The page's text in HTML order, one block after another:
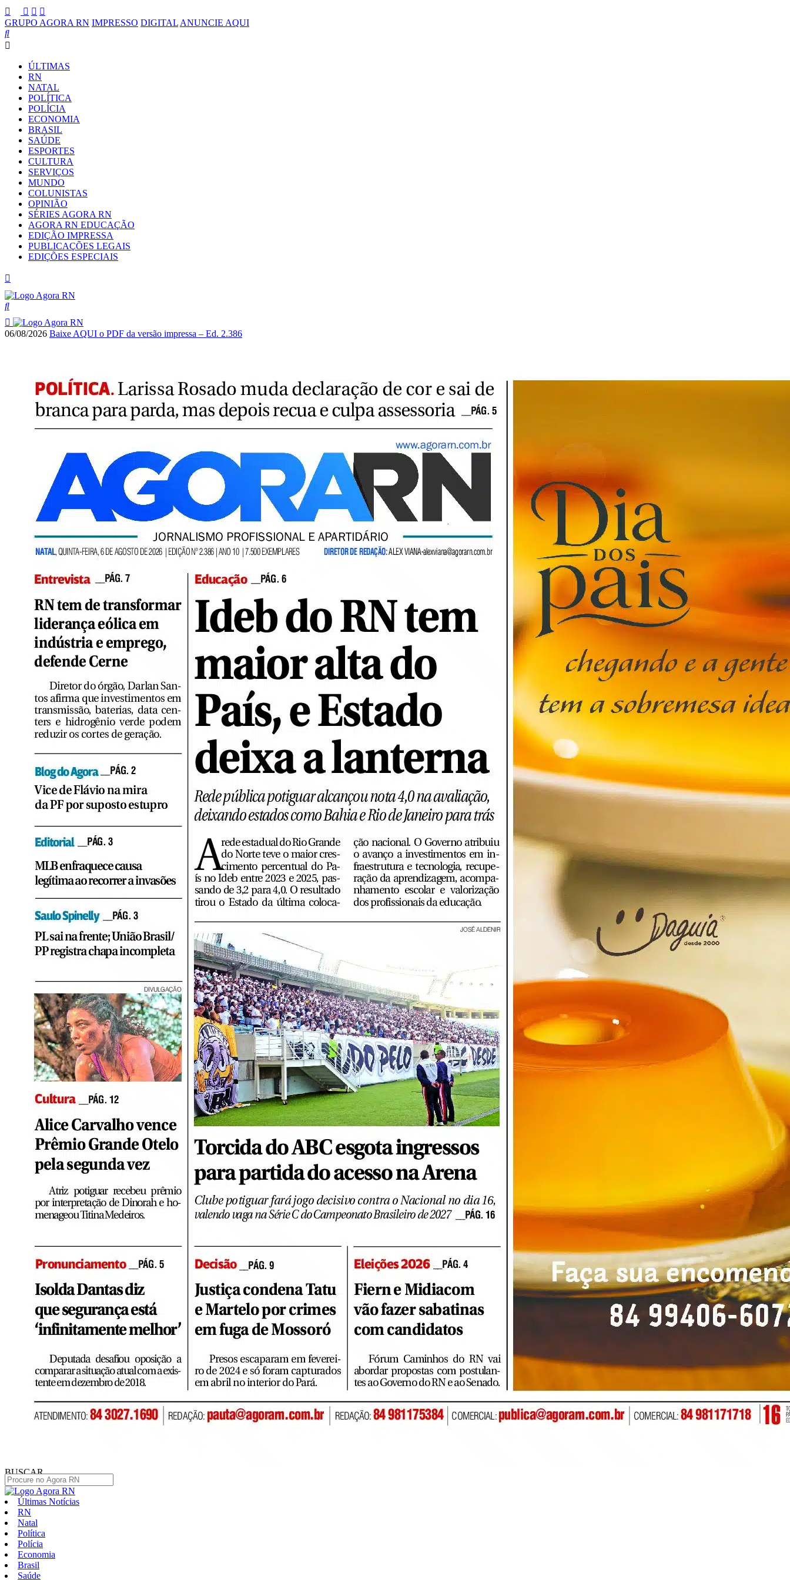
GRUPO AGORA RN IMPRESSO DIGITAL ANUNCIE AQUI
ÚLTIMAS
RN
NATAL
POLÍTICA
POLÍCIA
ECONOMIA
BRASIL
SAÚDE
ESPORTES
CULTURA
SERVIÇOS
MUNDO
COLUNISTAS
OPINIÃO
SÉRIES AGORA RN
AGORA RN EDUCAÇÃO
EDIÇÃO IMPRESSA
PUBLICAÇÕES LEGAIS
EDIÇÕES ESPECIAIS
06/08/2026 Baixe AQUI o PDF da versão impressa – Ed. 2.386
BUSCAR
Últimas Notícias
RN
Natal
Política
Polícia
Economia
Brasil
Saúde